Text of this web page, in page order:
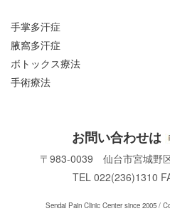
手掌多汗症
腋窩多汗症
ボトックス療法
手術療法
お問い合わせは
〒983-0039 仙台市宮城野
TEL 022(236)1310
Sendai Pain Clinic Center since 2005 /